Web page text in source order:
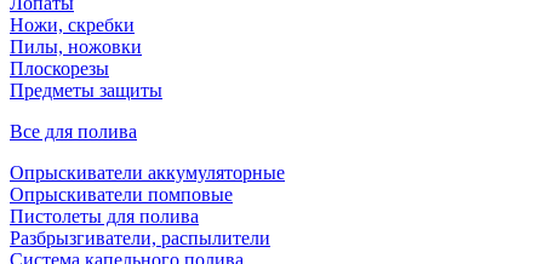
Ножи, скребки
Пилы, ножовки
Плоскорезы
Предметы защиты
Все для полива
Опрыскиватели аккумуляторные
Опрыскиватели помповые
Пистолеты для полива
Разбрызгиватели, распылители
Система капельного полива